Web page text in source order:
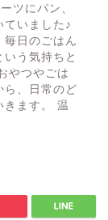
ツにパン、
ていました♪
毎日のごはん
う気持ちと
やつやごは
ら、日常のど
きます。 温